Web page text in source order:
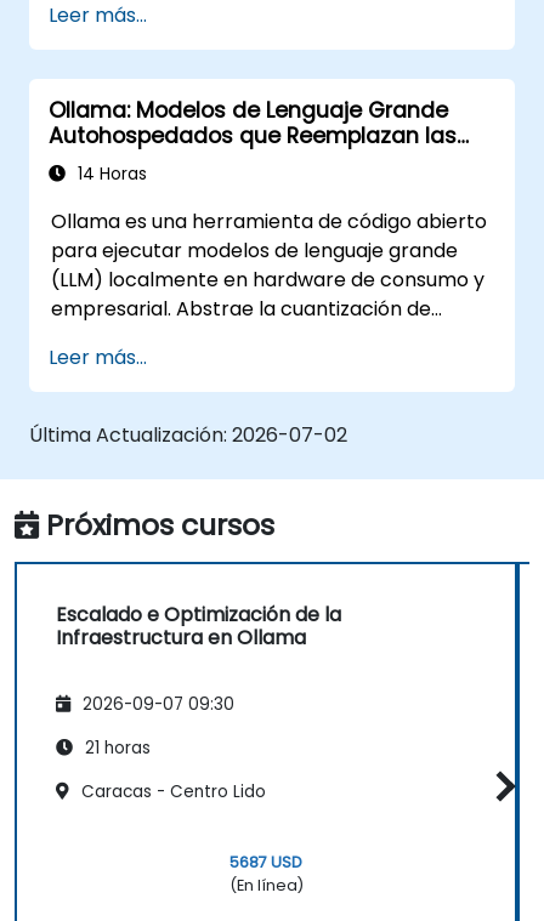
utilizando Ollama.
Optimizar el rendimiento y el uso de
recursos para cargas de trabajo de IA.
Explorar casos de uso para el despliegue
de IA local en diversas industrias.
Leer más...
Ollama: Modelos de Lenguaje Grande
Autohospedados que Reemplazan las
APIs de OpenAI y Claude
14 Horas
Ollama es una herramienta de código abierto
para ejecutar modelos de lenguaje grande
(LLM) localmente en hardware de consumo y
empresarial. Abstrae la cuantización de
API en una única interfaz de línea de
comandos, lo que permite a las
organizaciones autohospedar LLMs como
(prompts) ni datos a OpenAI, Anthropic o
Google.
Leer más...
Última Actualización: 2026-07-02
Próximos cursos
Escalado e Optimización de la
Infraestructura en Ollama
2026-09-07 09:30
21 horas
Caracas - Centro Lido
5687 USD
(En línea)